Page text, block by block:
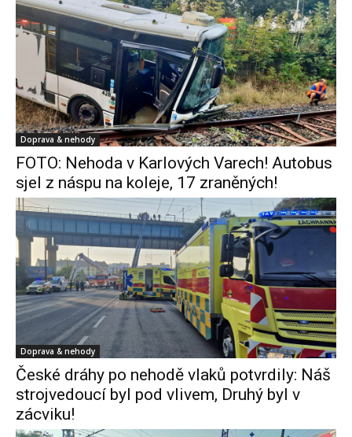
Doprava & nehody
FOTO: Nehoda v Karlových Varech! Autobus
sjel z náspu na koleje, 17 zraněných!
Doprava & nehody
České dráhy po nehodě vlaků potvrdily: Náš
strojvedoucí byl pod vlivem, Druhý byl v
zácviku!